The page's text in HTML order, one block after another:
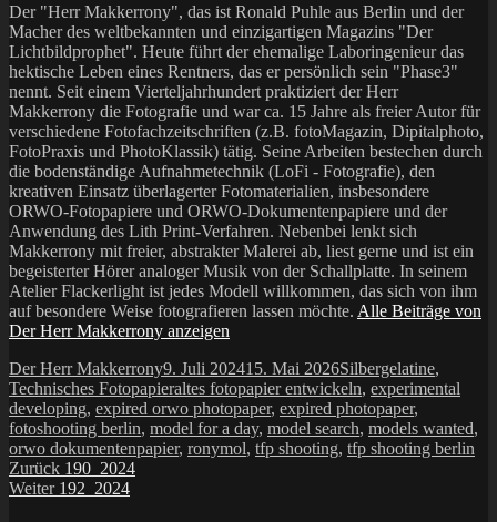
Der "Herr Makkerrony", das ist Ronald Puhle aus Berlin und der
Macher des weltbekannten und einzigartigen Magazins "Der
Lichtbildprophet". Heute führt der ehemalige Laboringenieur das
hektische Leben eines Rentners, das er persönlich sein "Phase3"
nennt. Seit einem Vierteljahrhundert praktiziert der Herr
Makkerrony die Fotografie und war ca. 15 Jahre als freier Autor für
verschiedene Fotofachzeitschriften (z.B. fotoMagazin, Dipitalphoto,
FotoPraxis und PhotoKlassik) tätig. Seine Arbeiten bestechen durch
die bodenständige Aufnahmetechnik (LoFi - Fotografie), den
kreativen Einsatz überlagerter Fotomaterialien, insbesondere
ORWO-Fotopapiere und ORWO-Dokumentenpapiere und der
Anwendung des Lith Print-Verfahren. Nebenbei lenkt sich
Makkerrony mit freier, abstrakter Malerei ab, liest gerne und ist ein
begeisterter Hörer analoger Musik von der Schallplatte. In seinem
Atelier Flackerlight ist jedes Modell willkommen, das sich von ihm
auf besondere Weise fotografieren lassen möchte. Alle Beiträge von
Der Herr Makkerrony anzeigen
Autor
Der Herr MakkerronyVeröffentlicht
am
9. Juli 202415. Mai 2026Kategorien
Silbergelatine,
Technisches FotopapierSchlagwörter
altes fotopapier entwickeln, experimental
developing, expired orwo photopaper, expired photopaper,
fotoshooting berlin, model for a day, model search, models wanted,
orwo dokumentenpapier, ronymol, tfp shooting, tfp shooting berlin
Beitragsnavigation
Zurück Vorheriger
Beitrag:
190_2024
Weiter Nächster
192_2024